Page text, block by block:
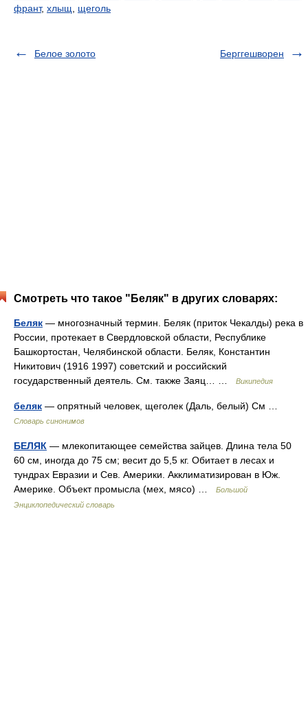
франт, хлыщ щеголь
Белое золото Берггешворен
Смотреть что такое "Беляк" в других словарях:
Беляк — многозначный термин. Беляк (приток Чекалды) река в
России, протекает в Свердловской области, Республике
Башкортостан, Челябинской области. Беляк, Константин
Никитович (1916 1997) советский и российский
государственный деятель. См. также Заяц… …
Википедия
беляк — опрятный человек, щеголек (Даль, белый) См …
Словарь синонимов
БЕЛЯК — млекопитающее семейства зайцев. Длина тела 50
60 см, иногда до 75 см; весит до 5,5 кг. Обитает в лесах и
тундрах Евразии и Сев. Америки. Акклиматизирован в Юж.
Америке. Объект промысла (мех, мясо) …
Большой
Энциклопедический словарь